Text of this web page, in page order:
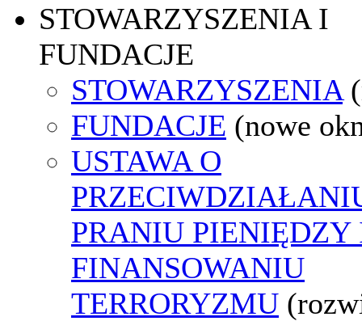
STOWARZYSZENIA I
FUNDACJE
STOWARZYSZENIA
FUNDACJE (nowe
USTAWA O
PRANIU PIENIĘDZY
FINANSOWANIU
TERRORYZMU